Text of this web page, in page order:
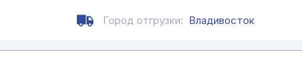
Город отгрузки: Владивосток